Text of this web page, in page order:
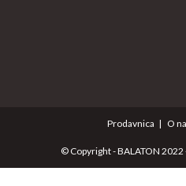
Prodavnica O
© Copyright - BALATON 2022